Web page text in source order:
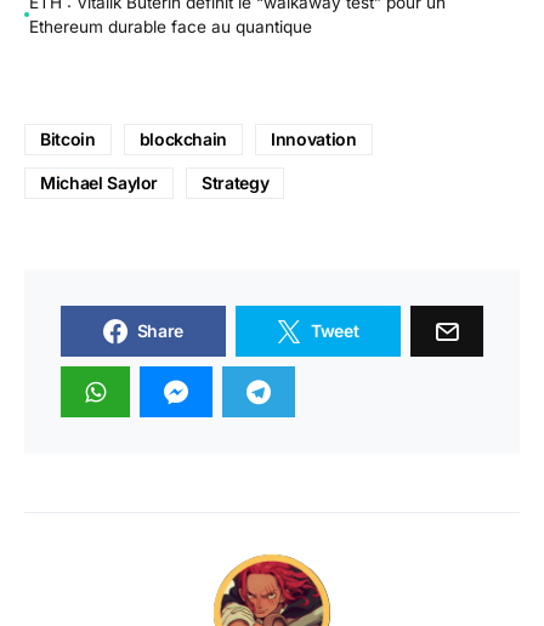
Ethereum durable face au quantique
Bitcoin blockchain Innovation
Michael Saylor Strategy
Share Tweet